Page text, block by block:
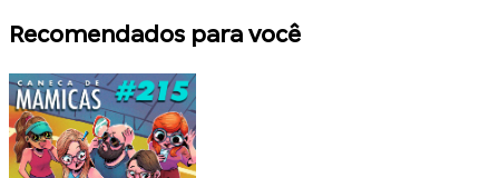
Recomendados para você